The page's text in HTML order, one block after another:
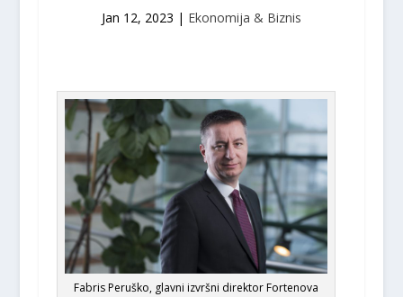
Jan 12, 2023 | Ekonomija & Biznis
Fabris Peruško, glavni izvršni direktor Fortenova